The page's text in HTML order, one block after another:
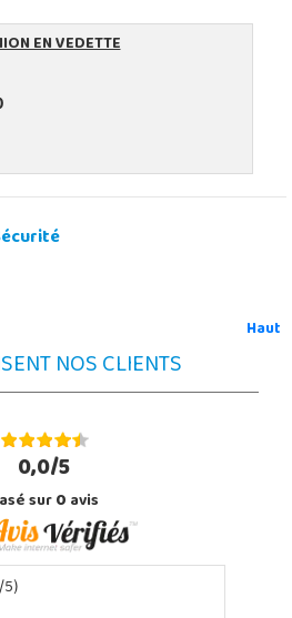
EN VEDETTE
Haut
NOS CLIENTS
0,0/5
sur0avis
/5)